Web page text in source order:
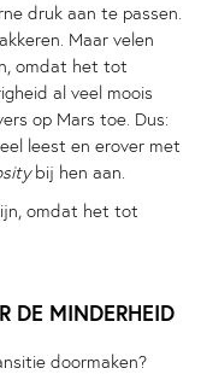
druk aan te passen.
Maar velen
omdat het tot
al veel moois
op Mars toe. Dus:
leest en erover met
bij hen aan.
omdat het tot
DE MINDERHEID
doormaken?